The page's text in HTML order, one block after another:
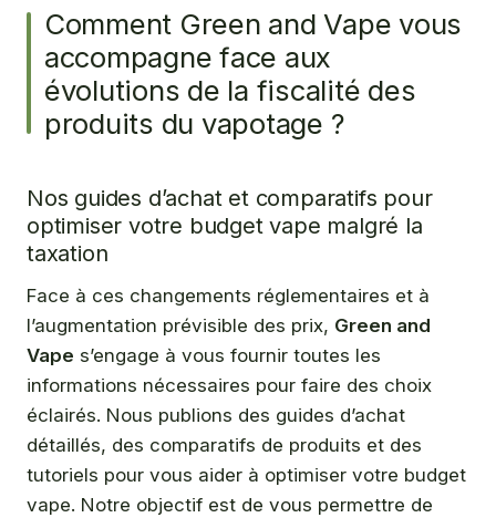
Comment Green and Vape vous
accompagne face aux
évolutions de la fiscalité des
produits du vapotage ?
Nos guides d’achat et comparatifs pour
optimiser votre budget vape malgré la
taxation
Face à ces changements réglementaires et à
l’augmentation prévisible des prix, Green and
Vape s’engage à vous fournir toutes les
informations nécessaires pour faire des choix
éclairés. Nous publions des guides d’achat
détaillés, des comparatifs de produits et des
tutoriels pour vous aider à optimiser votre budget
vape. Notre objectif est de vous permettre de